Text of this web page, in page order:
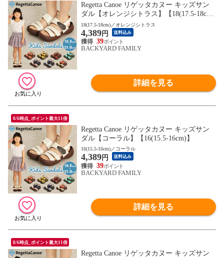
Regetta Canoe リゲッタカヌー キッズサン
ダル【オレンジシトラス】【18(17.5-18c
m)】
18(17.5-18cm)／オレンジシトラス
4,389円 送料込み
39
BACKYARD FAMILY
詳細を見る
8/6時点_ポイント最大11倍
Regetta Canoe リゲッタカヌー キッズサン
ダル【コーラル】【16(15.5-16cm)】
16(15.5-16cm)／コーラル
4,389円 送料込み
39
BACKYARD FAMILY
詳細を見る
8/6時点_ポイント最大11倍
Regetta Canoe リゲッタカヌー キッズサン